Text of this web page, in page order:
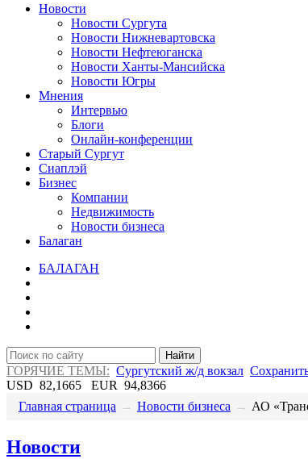
Новости
Новости Сургута
Новости Нижневартовска
Новости Нефтеюганска
Новости Ханты-Мансийска
Новости Югры
Мнения
Интервью
Блоги
Онлайн-конференции
Старый Сургут
Сиаплэй
Бизнес
Компании
Недвижимость
Новости бизнеса
Балаган
БАЛАГАН
Найти
ГОРЯЧИЕ ТЕМЫ: Сургутский ж/д вокзал
USD 82,1665 EUR 94,8366
Главная страница → Новости бизнеса → ​АО
Новости